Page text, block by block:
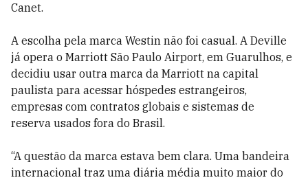
Canet.
A escolha pela marca Westin não foi casual. A Deville
já opera o Marriott São Paulo Airport, em Guarulhos, e
decidiu usar outra marca da Marriott na capital
paulista para acessar hóspedes estrangeiros,
empresas com contratos globais e sistemas de
reserva usados fora do Brasil.
“A questão da marca estava bem clara. Uma bandeira
internacional traz uma diária média muito maior do